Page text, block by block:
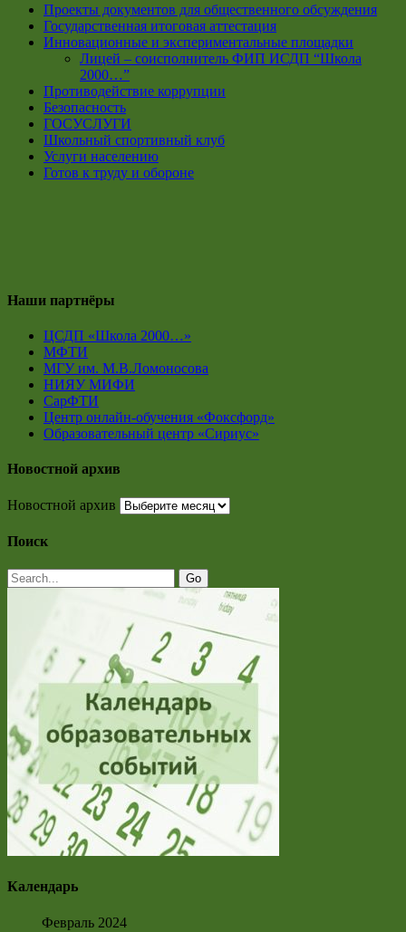
Проекты документов для общественного обсуждения
Государственная итоговая аттестация
Инновационные и экспериментальные площадки
Лицей – соисполнитель ФИП ИСДП “Школа
2000…”
Противодействие коррупции
Безопасность
ГОСУСЛУГИ
Школьный спортивный клуб
Услуги населению
Готов к труду и обороне
Наши партнёры
ЦСДП «Школа 2000…»
МФТИ
МГУ им. М.В.Ломоносова
НИЯУ МИФИ
СарФТИ
Центр онлайн-обучения «Фоксфорд»
Образовательный центр «Сириус»
Новостной архив
Новостной архив
Поиск
Календарь
Февраль 2024